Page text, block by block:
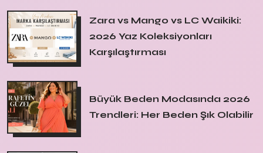
Zara vs Mango vs LC Waikiki:
2026 Yaz Koleksiyonları
Karşılaştırması
Büyük Beden Modasında 2026
Trendleri: Her Beden Şık Olabilir